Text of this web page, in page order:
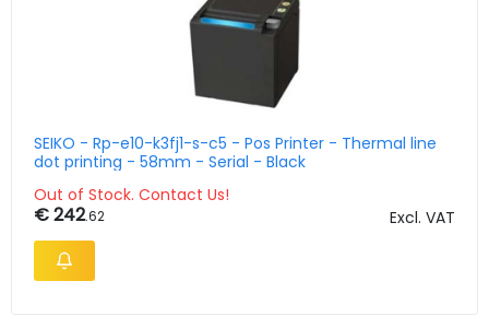
SEIKO - Rp-e10-k3fj1-s-c5 - Pos Printer - Thermal line
dot printing - 58mm - Serial - Black
Out of Stock. Contact Us!
€ 242.62 Excl. VAT